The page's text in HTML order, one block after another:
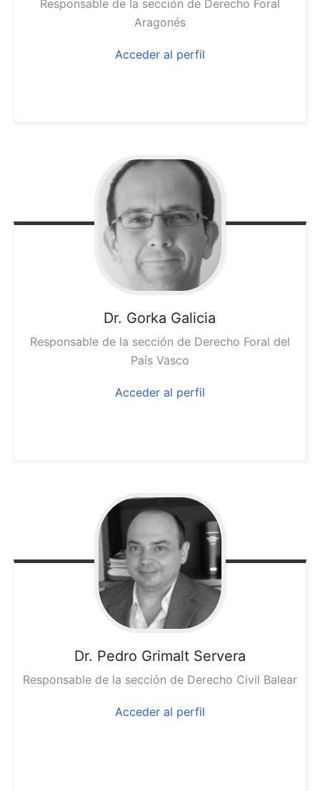
Responsable de la sección de Derecho Foral
Aragonés
Acceder al perfil
Dr. Gorka Galicia
Responsable de la sección de Derecho Foral del
País Vasco
Acceder al perfil
Dr. Pedro Grimalt Servera
Responsable de la sección de Derecho Civil Balear
Acceder al perfil